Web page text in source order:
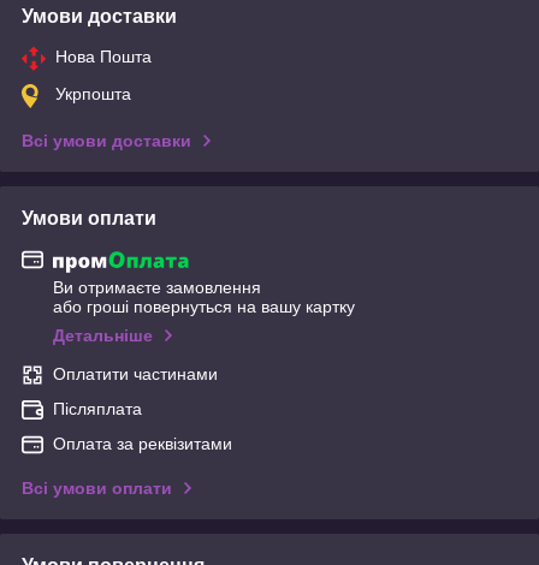
Умови доставки
Нова Пошта
Укрпошта
Всі умови доставки
Умови оплати
Ви отримаєте замовлення
або гроші повернуться на вашу картку
Детальніше
Оплатити частинами
Післяплата
Оплата за реквізитами
Всі умови оплати